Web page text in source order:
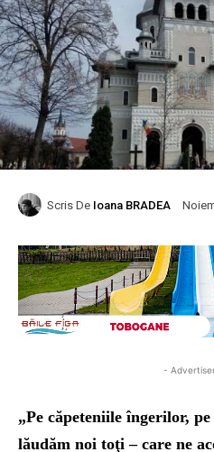
Scris De Ioana BRADEA
-
„Pe căpeteniile îngerilor,
lăudăm noi toţi – care ne